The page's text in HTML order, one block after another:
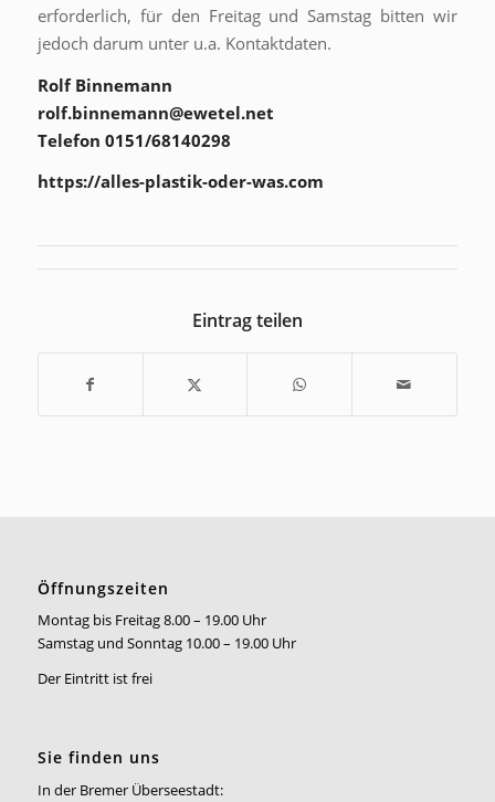
erforderlich, für den Freitag und Samstag bitten wir
jedoch darum unter u.a. Kontaktdaten.
Rolf Binnemann
rolf.binnemann@ewetel.net
Telefon 0151/68140298
https://alles-plastik-oder-was.com
Eintrag teilen
Öffnungszeiten
Montag bis Freitag 8.00 – 19.00 Uhr
Samstag und Sonntag 10.00 – 19.00 Uhr
Der Eintritt ist frei
Sie finden uns
In der Bremer Überseestadt: